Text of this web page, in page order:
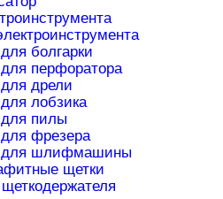
болгарки
перфоратора
дрели
лобзика
пилы
фрезера
для шлифмашины
щетки